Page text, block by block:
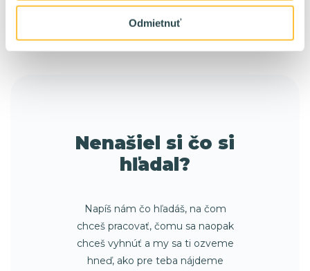
Odmietnuť
3500+ eur/mes na TPP
Nenašiel si čo si
hľadal?
Napíš nám čo hľadáš, na čom
chceš pracovať, čomu sa naopak
chceš vyhnúť a my sa ti ozveme
hneď, ako pre teba nájdeme